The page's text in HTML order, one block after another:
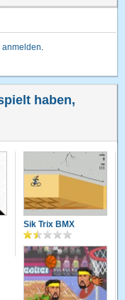
anmelden.
haben,
Sik Trix BMX